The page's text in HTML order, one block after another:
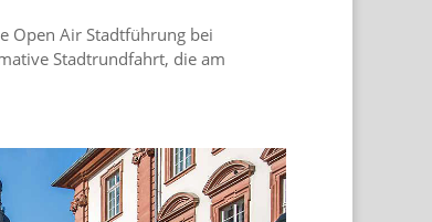
Open Air Stadtführung bei
Stadtrundfahrt, die am